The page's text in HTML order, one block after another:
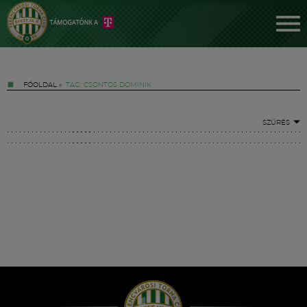
FŐOLDAL » TAG: CSONTOS DOMINIK
SZŰRÉS
Hírek